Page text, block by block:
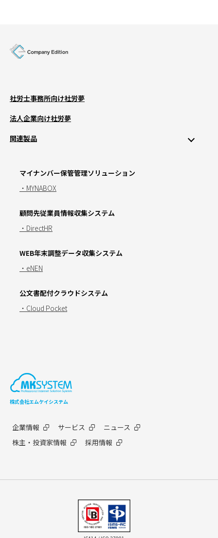
社労士事務所向け社労夢
法人企業向け社労夢
関連製品
マイナンバー保管管理ソリューション
・MYNABOX
顧問先従業員情報収集システム
・DirectHR
WEB年末調整データ収集システム
・eNEN
公文書配付クラウドシステム
・Cloud Pocket
株式会社エムケイシステム
企業情報 サービス
ニュース
株主・投資家情報
採用情報